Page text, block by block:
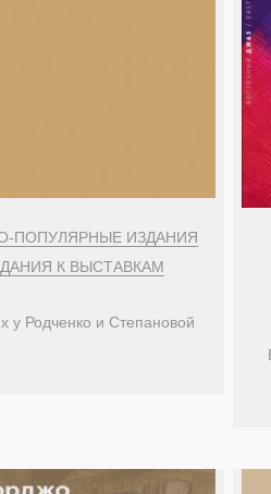
ПОПУЛЯРНЫЕ ИЗДАНИЯ
К ВЫСТАВКАМ
у Родченко и Степановой